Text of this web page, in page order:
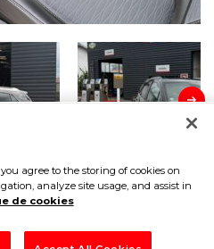
8 500
agree to the storing of cookies on
analyze site usage, and assist in
de cookies